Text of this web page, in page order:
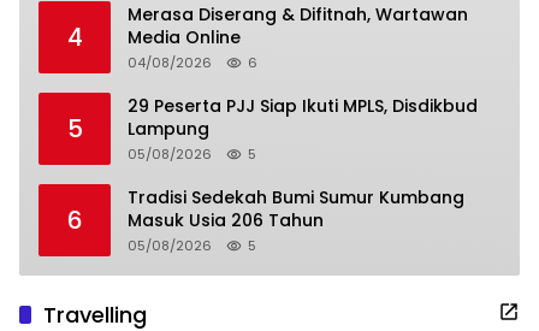
4
Merasa Diserang & Difitnah, Wartawan
Media Online
04/08/2026 6
5
29 Peserta PJJ Siap Ikuti MPLS, Disdikbud
Lampung
05/08/2026 5
6
Tradisi Sedekah Bumi Sumur Kumbang
Masuk Usia 206 Tahun
05/08/2026 5
Travelling